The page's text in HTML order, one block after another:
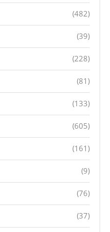
(482)
(39)
(228)
(81)
(133)
(605)
(161)
(9)
(76)
(37)